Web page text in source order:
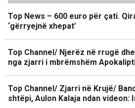
Top News – 600 euro për çati.
‘gërryejnë xhepat’
Top Channel/ Njerëz në rrugë
nga zjarri i mbrëmshëm
Top Channel/ Zjarri në Krujë/
shtëpi, Aulon Kalaja ndan videon: